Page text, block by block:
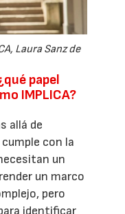
Laura Sanz de
papel
IMPLICA?
allá de
con la
un
un marco
pero